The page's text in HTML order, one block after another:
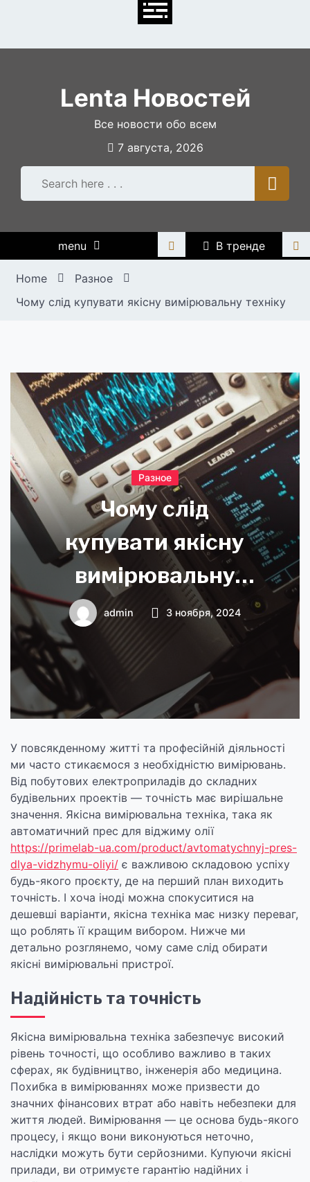
Lenta Новостей
Все новости обо всем
7 августа, 2026
menu В тренде
Home
Разное
Чому слід купувати якісну вимірювальну техніку
Разное
Чому слід
купувати якісну
вимірювальну
техніку
admin 3 ноября, 2024
У повсякденному житті та професійній діяльності
ми часто стикаємося з необхідністю вимірювань.
Від побутових електроприладів до складних
будівельних проектів — точність має вирішальне
значення. Якісна вимірювальна техніка, така як
автоматичний прес для віджиму олії
https://primelab-ua.com/product/avtomatychnyj-pres-
dlya-vidzhymu-oliyi/ є важливою складовою успіху
будь-якого проєкту, де на перший план виходить
точність. І хоча іноді можна спокуситися на
дешевші варіанти, якісна техніка має низку переваг,
що роблять її кращим вибором. Нижче ми
детально розглянемо, чому саме слід обирати
якісні вимірювальні пристрої.
Надійність та точність
Якісна вимірювальна техніка забезпечує високий
рівень точності, що особливо важливо в таких
сферах, як будівництво, інженерія або медицина.
Похибка в вимірюваннях може призвести до
значних фінансових втрат або навіть небезпеки для
життя людей. Вимірювання — це основа будь-якого
процесу, і якщо вони виконуються неточно,
наслідки можуть бути серйозними. Купуючи якісні
прилади, ви отримуєте гарантію надійних і